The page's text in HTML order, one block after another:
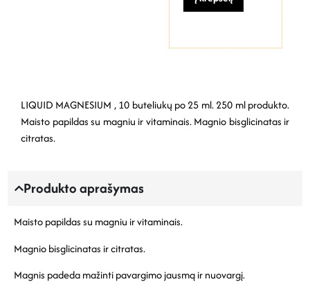
LIQUID MAGNESIUM , 10 buteliukų po 25 ml. 250 ml produkto.
Maisto papildas su magniu ir vitaminais. Magnio bisglicinatas ir
citratas.
Produkto aprašymas
Maisto papildas su magniu ir vitaminais.
Magnio bisglicinatas ir citratas.
Magnis padeda mažinti pavargimo jausmą ir nuovargį.